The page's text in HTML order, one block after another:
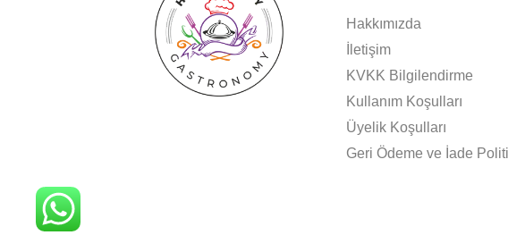
Hakkımızda
İletişim
KVKK Bilgilendirme
Kullanım Koşulları
Üyelik Koşulları
Geri Ödeme ve İade